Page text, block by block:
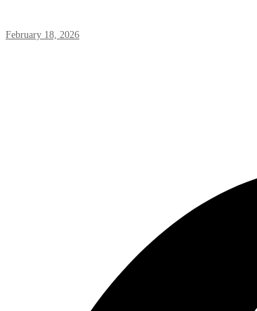
February 18, 2026